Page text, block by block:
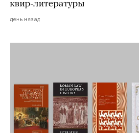
квир-литературы
день назад